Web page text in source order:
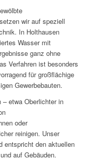
wir auf speziell
In Holthausen
Wasser mit
ganz ohne
Verfahren ist besonders
für großflächige
Gewerbebauten.
etwa Oberlichter in
oder
reinigen. Unser
entspricht den aktuellen
auf Gebäuden.